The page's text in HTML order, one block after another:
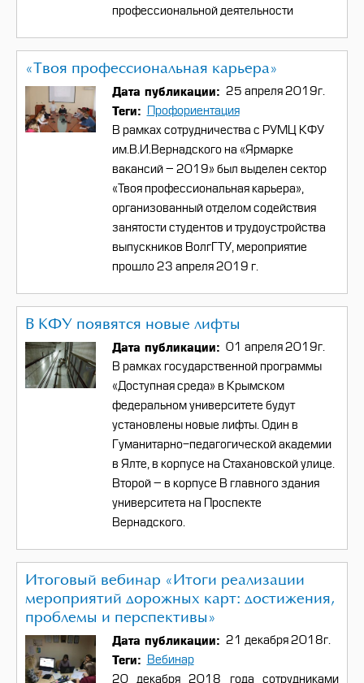
профессиональной деятельности
«Твоя профессиональная карьера»
Дата публикации 25 апреля 2019г.
Теги
Профориентация
В рамках сотрудничества с РУМЦ КФУ
им.В.И.Вернадского на «Ярмарке
вакансий – 2019» был выделен сектор
«Твоя профессиональная карьера»,
организованный отделом содействия
занятости студентов и трудоустройства
выпускников ВолгГТУ, мероприятие
прошло 23 апреля 2019 г.
В КФУ появятся новые лифты
Дата публикации
01 апреля 2019г.
В рамках государственной программы
«Доступная среда» в Крымском
федеральном университете будут
установлены новые лифты. Один в
Гуманитарно-педагогической академии
в Ялте, в корпусе на Стахановской улице.
Второй – в корпусе В главного здания
университета на Проспекте
Вернадского.
Итоговый вебинар «Итоги реализации
мероприятий дорожных карт: достижения,
проблемы и перспективы»
Дата публикации 21 декабря 2018г.
Теги
Вебинар
20 декабря 2018 года сотрудниками